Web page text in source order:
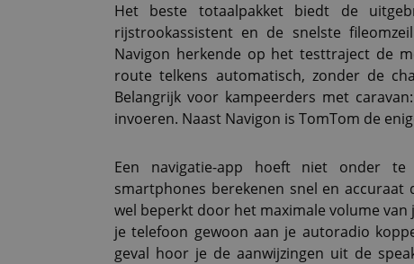
Het beste totaalpakket biedt de
rijstrookassistent en de snelste
Navigon herkende op het testtraject de
route telkens automatisch, zonder de
Belangrijk voor kampeerders met
invoeren. Naast Navigon is TomTom de
Een navigatie-app hoeft niet onder
smartphones berekenen snel en
wel beperkt door het maximale volume
je telefoon gewoon aan je autoradio
geval hoor je de aanwijzingen uit de